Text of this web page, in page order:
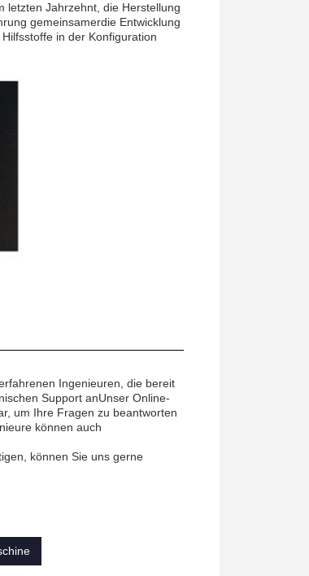
letzten Jahrzehnt, die Herstellung
gemeinsamerdie Entwicklung
in der Konfiguration
Ingenieuren, die bereit
Support anUnser Online-
um Ihre Fragen zu beantworten
können auch
können Sie uns gerne